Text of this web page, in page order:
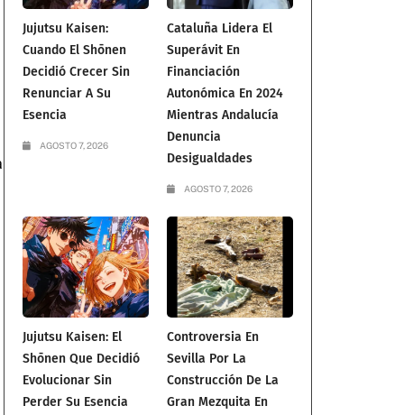
Jujutsu Kaisen:
Cuando El Shōnen
Decidió Crecer Sin
Renunciar A Su
Esencia
AGOSTO 7, 2026
Cataluña Lidera El
Superávit En
Financiación
Autonómica En 2024
Mientras Andalucía
Denuncia
Desigualdades
AGOSTO 7, 2026
Jujutsu Kaisen: El
Shōnen Que Decidió
Evolucionar Sin
Perder Su Esencia
Controversia En
Sevilla Por La
Construcción De La
Gran Mezquita En